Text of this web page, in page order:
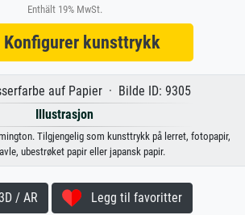
Enthält 19% MwSt.
kunsttrykk
auf Papier · Bilde ID: 9305
Illustrasjon
Tilgjengelig som kunsttrykk på lerret, fotopapir,
ubestrøket papir eller japansk papir.
/ AR Legg til favoritter